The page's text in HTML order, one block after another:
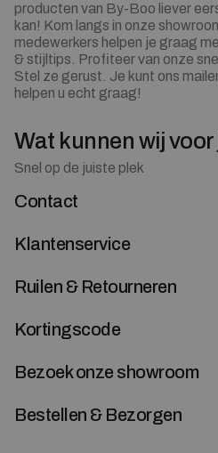
producten van By-Boo liever
kan! Kom langs in onze
medewerkers helpen je graag
& stijltips. Profiteer van onze
Stel ze gerust. Je kunt ons
helpen u echt graag!
Wat kunnen wij voor
Snel op de juiste plek
Contact
Klantenservice
Ruilen & Retourneren
Kortingscode
Bezoek onze showroom
Bestellen & Bezorgen